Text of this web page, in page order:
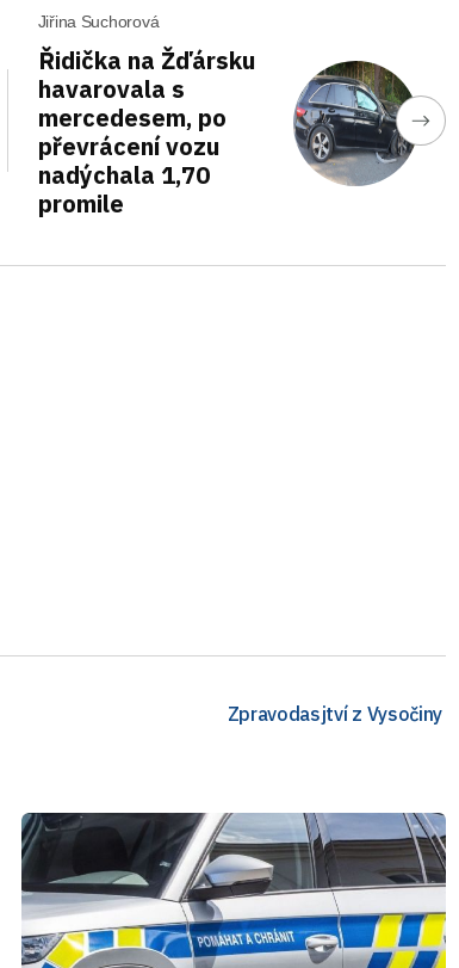
Jiřina Suchorová
Řidička na Žďársku
havarovala s
mercedesem, po
převrácení vozu
nadýchala 1,70
promile
Zpravodasjtví z Vysočiny